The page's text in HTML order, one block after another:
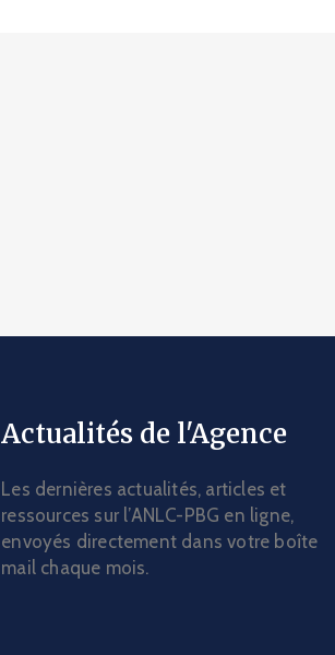
Actualités de l'Agence
Les dernières actualités, articles et
ressources sur l’ANLC-PBG en ligne,
envoyés directement dans votre boîte
mail chaque mois.